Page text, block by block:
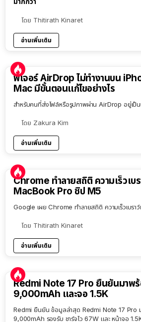
โดย Thitirath Kinaret
อ่านเพิ่มเติม
ฟีเจอร์ AirDrop ไม่ทำงานบน
Mac มีขั้นตอนแก้ไขอย่างไร
สำหรับคนที่ส่งไฟล์หรือรูปภาพผ่าน AirDrop อยู่เป็
โดย Zakura Kim
อ่านเพิ่มเติม
Chrome ทำลายสถิติ ความเร็วเบร
MacBook Pro ชิป M5
Google เผย Chrome ทำลายสถิติ ความเร็วเบรา
โดย Thitirath Kinaret
อ่านเพิ่มเติม
Redmi Note 17 Pro ยืนยันมาพ
9,000mAh และจอ 1.5K
Redmi ยืนยัน ข้อมูลล่าสุด Redmi Note 17 Pro
9,000mAh รองรับ ชาร์จไว 67W และ หน้าจอ